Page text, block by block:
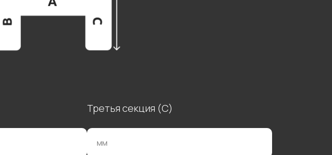
Третья секция (С)